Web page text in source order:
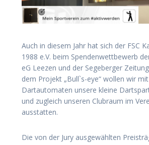
Auch in diesem Jahr hat sich der FSC
1988 e.V. beim Spendenwettbewerb
eG Leezen und der Segeberger
dem Projekt „Bull`s-eye“ wollen wir
Dartautomaten unsere kleine
und zugleich unseren Clubraum im
ausstatten.
Die von der Jury ausgewählten